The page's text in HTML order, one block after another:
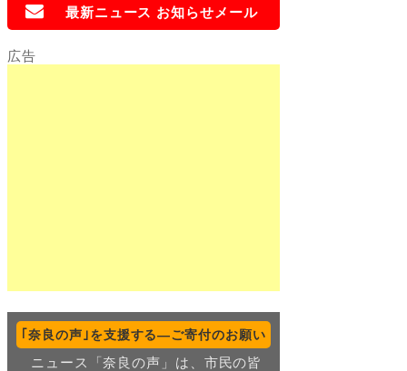
最新ニュース お知らせメール
｢奈良の声｣を支援する―ご寄付のお願い
ニュース「奈良の声」は、市民の皆